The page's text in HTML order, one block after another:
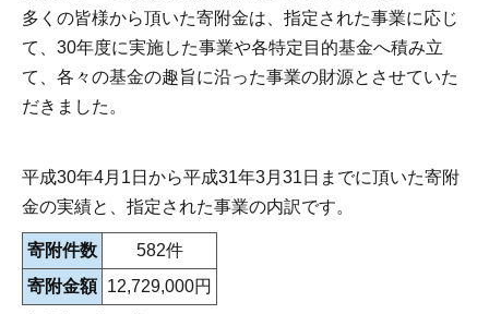
多くの皆様から頂いた寄附金は、指定された事業に応じ
て、30年度に実施した事業や各特定目的基金へ積み立
て、各々の基金の趣旨に沿った事業の財源とさせていた
だきました。
平成30年4月1日から平成31年3月31日までに頂いた寄附
金の実績と、指定された事業の内訳です。
寄附件数
582件
寄附金額 12,729,000円